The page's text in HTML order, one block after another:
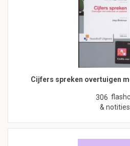
Cijfers spreken overtuigen
306
& notities